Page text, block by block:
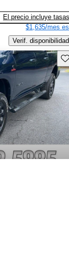
El precio incluye tasas
$1,635/mes
Verif. disponibilidad